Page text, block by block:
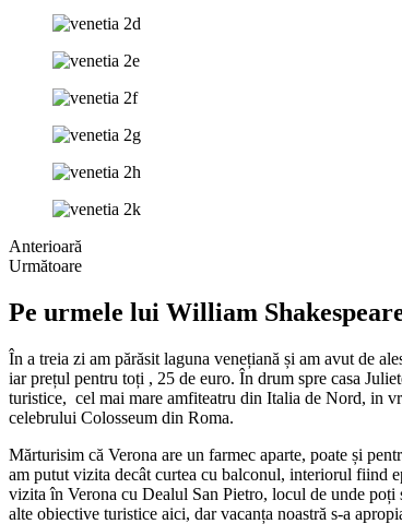
Anterioară
Următoare
Pe urmele lui William
În a treia zi am părăsit laguna venețiană și am avut de
iar prețul pentru toți , 25 de euro. În drum spre casa
turistice, cel mai mare amfiteatru din Italia de Nord, in
celebrului Colosseum din Roma.
Mărturisim că Verona are un farmec aparte, poate și
am putut vizita decât curtea cu balconul, interiorul fiind
vizita în Verona cu Dealul San Pietro, locul de unde
alte obiective turistice aici, dar vacanța noastră s-a